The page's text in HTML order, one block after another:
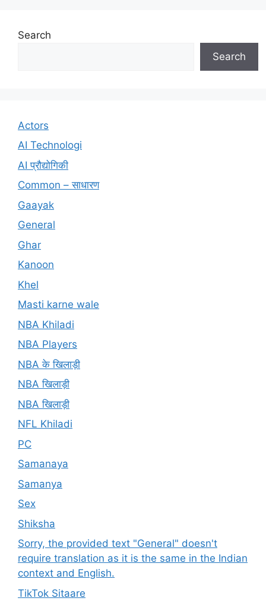
Search
Search
Actors
AI Technologi
AI प्रौद्योगिकी
Common – साधारण
Gaayak
General
Ghar
Kanoon
Khel
Masti karne wale
NBA Khiladi
NBA Players
NBA के खिलाड़ी
NBA खिलाड़ी
NBA खिलाड़ी
NFL Khiladi
PC
Samanaya
Samanya
Sex
Shiksha
Sorry, the provided text "General" doesn't
require translation as it is the same in the Indian
context and English.
TikTok Sitaare